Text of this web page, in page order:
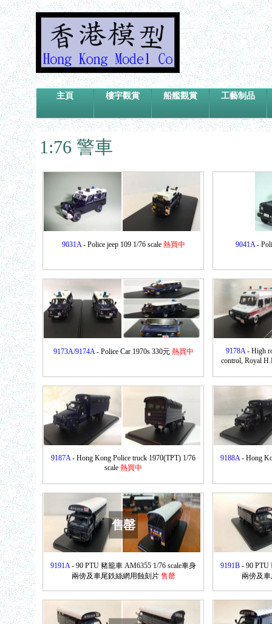
主頁 樓宇觀賞 船艦觀賞 工藝制品
1:76 警車
9031A- Police jeep 109 1/76 scale 熱買中 9041A-
9173A/9174A- Police Car 1970s 330元 熱買中 9178A- High
control, Royal
9187A- Hong Kong Police truck 1970(TPT) 1/76
scale 熱買中
9188A- Hong
9191A- 90 PTU 豬籠車 AM6355 1/76 scale車身
兩傍及車尾鉄絲網用蝕刻片 售罄
售罄
9191B - 90 PTU
兩傍及